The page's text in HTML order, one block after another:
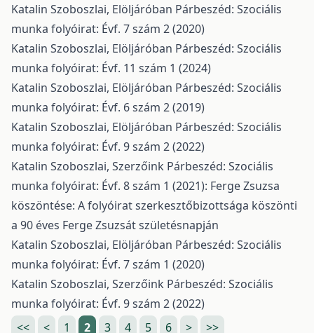
Katalin Szoboszlai, Elöljáróban Párbeszéd: Szociális
munka folyóirat: Évf. 7 szám 2 (2020)
Katalin Szoboszlai, Elöljáróban Párbeszéd: Szociális
munka folyóirat: Évf. 11 szám 1 (2024)
Katalin Szoboszlai, Elöljáróban Párbeszéd: Szociális
munka folyóirat: Évf. 6 szám 2 (2019)
Katalin Szoboszlai, Elöljáróban Párbeszéd: Szociális
munka folyóirat: Évf. 9 szám 2 (2022)
Katalin Szoboszlai, Szerzőink Párbeszéd: Szociális
munka folyóirat: Évf. 8 szám 1 (2021): Ferge Zsuzsa
köszöntése: A folyóirat szerkesztőbizottsága köszönti
a 90 éves Ferge Zsuzsát születésnapján
Katalin Szoboszlai, Elöljáróban Párbeszéd: Szociális
munka folyóirat: Évf. 7 szám 1 (2020)
Katalin Szoboszlai, Szerzőink Párbeszéd: Szociális
munka folyóirat: Évf. 9 szám 2 (2022)
<<
< 1 2 3 4 5 6 > >>